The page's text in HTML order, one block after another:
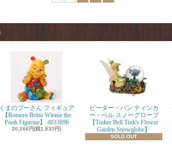
くまのプーさん フィギュア
【Romero Britto Winnie the
Pooh Figurine】 4033896
20,166円(税1,833円)
ピーター・パン ティンカ
ー・ベル スノーグローブ
【Tinker Bell Tink's Flower
Garden Snowglobe】
SOLD OUT